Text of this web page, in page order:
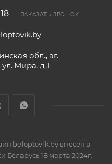
ЗАКАЗАТЬ ЗВОНОК
обл., аг.
Мира, д.1
beloptovik.by внесен в
Беларусь 18 марта 2024г.